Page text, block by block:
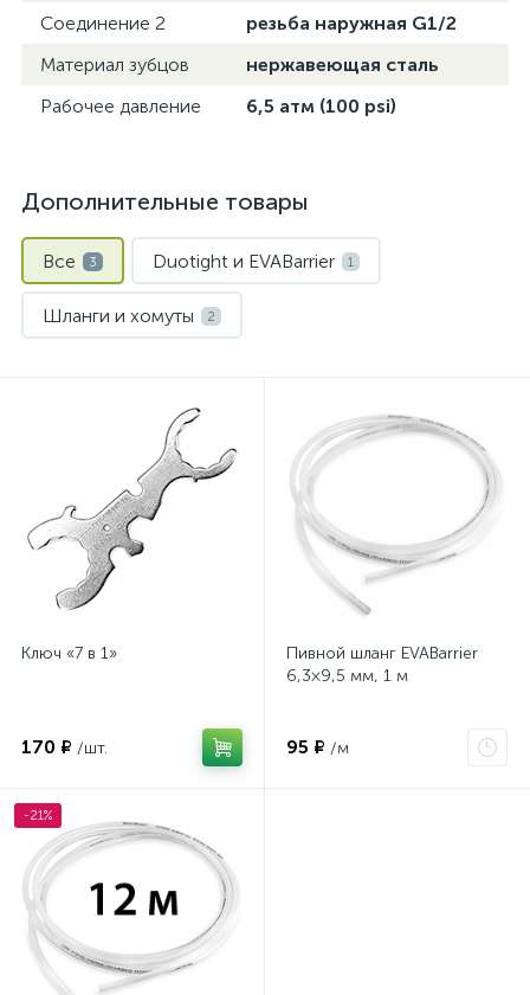
Соединение 2
резьба наружная G1/2
Материал зубцов
нержавеющая сталь
Рабочее давление
6,5 атм (100 psi)
Дополнительные товары
Все 3 Duotight и EVABarrier 1
Шланги и хомуты 2
Ключ «7 в 1»
170 ₽ /шт.
Пивной шланг EVABarrier
6,3×9,5 мм, 1 м
95 ₽ /м
-21%